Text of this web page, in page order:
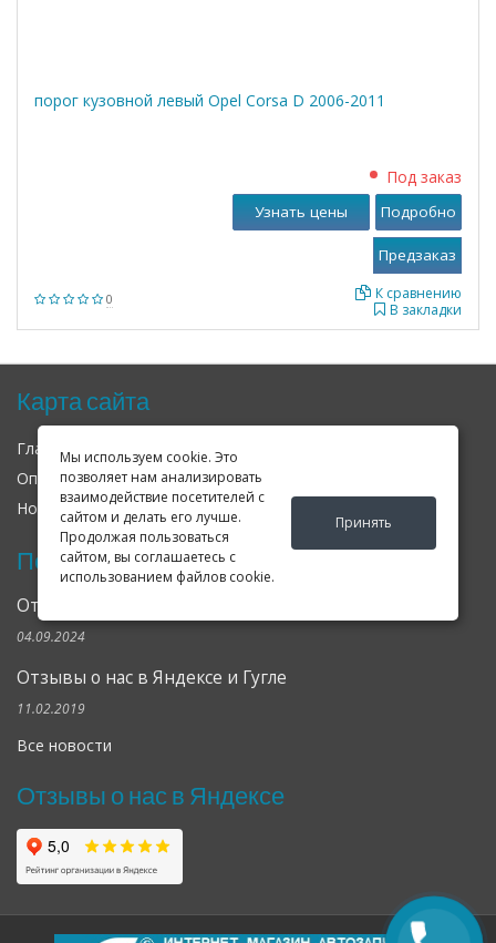
Мы используем cookie. Это
позволяет нам анализировать
взаимодействие посетителей с
сайтом и делать его лучше.
Продолжая пользоваться
сайтом, вы соглашаетесь с
использованием файлов cookie.
Принять
порог кузовной левый Opel Corsa D 2006-2011
0
Под заказ
В закладки
К сравнению
Узнать цены Подробно
Карта сайта
Главная О нас
Оплата
Доставка
Новости
Оферта
Последние новости
Открылся клубный сервис Geely в Петербурге
04.09.2024
Отзывы о нас в Яндексе и Гугле
11.02.2019
Все новости
Отзывы о нас в Яндексе